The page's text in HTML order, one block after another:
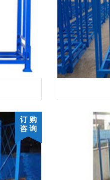
订 购
咨 询